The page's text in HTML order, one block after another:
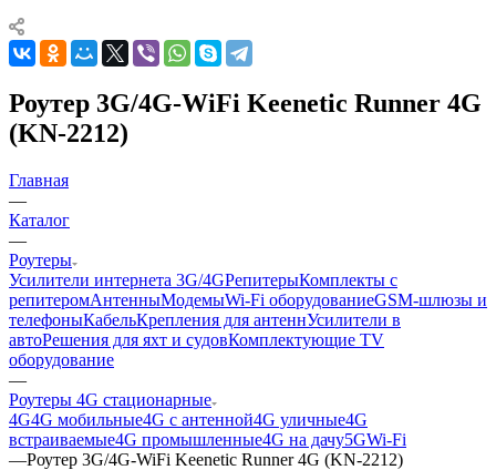
Роутер 3G/4G-WiFi Keenetic Runner 4G
(KN-2212)
Главная
—
Каталог
—
Роутеры
Усилители интернета 3G/4GРепитерыКомплекты с
репитеромАнтенныМодемыWi-Fi оборудованиеGSM-шлюзы и
телефоныКабельКрепления для антеннУсилители в
автоРешения для яхт и судовКомплектующие TV
оборудование
—
Роутеры 4G стационарные
4G4G мобильные4G с антенной4G уличные4G
встраиваемые4G промышленные4G на дачу5GWi-Fi
—Роутер 3G/4G-WiFi Keenetic Runner 4G (KN-2212)